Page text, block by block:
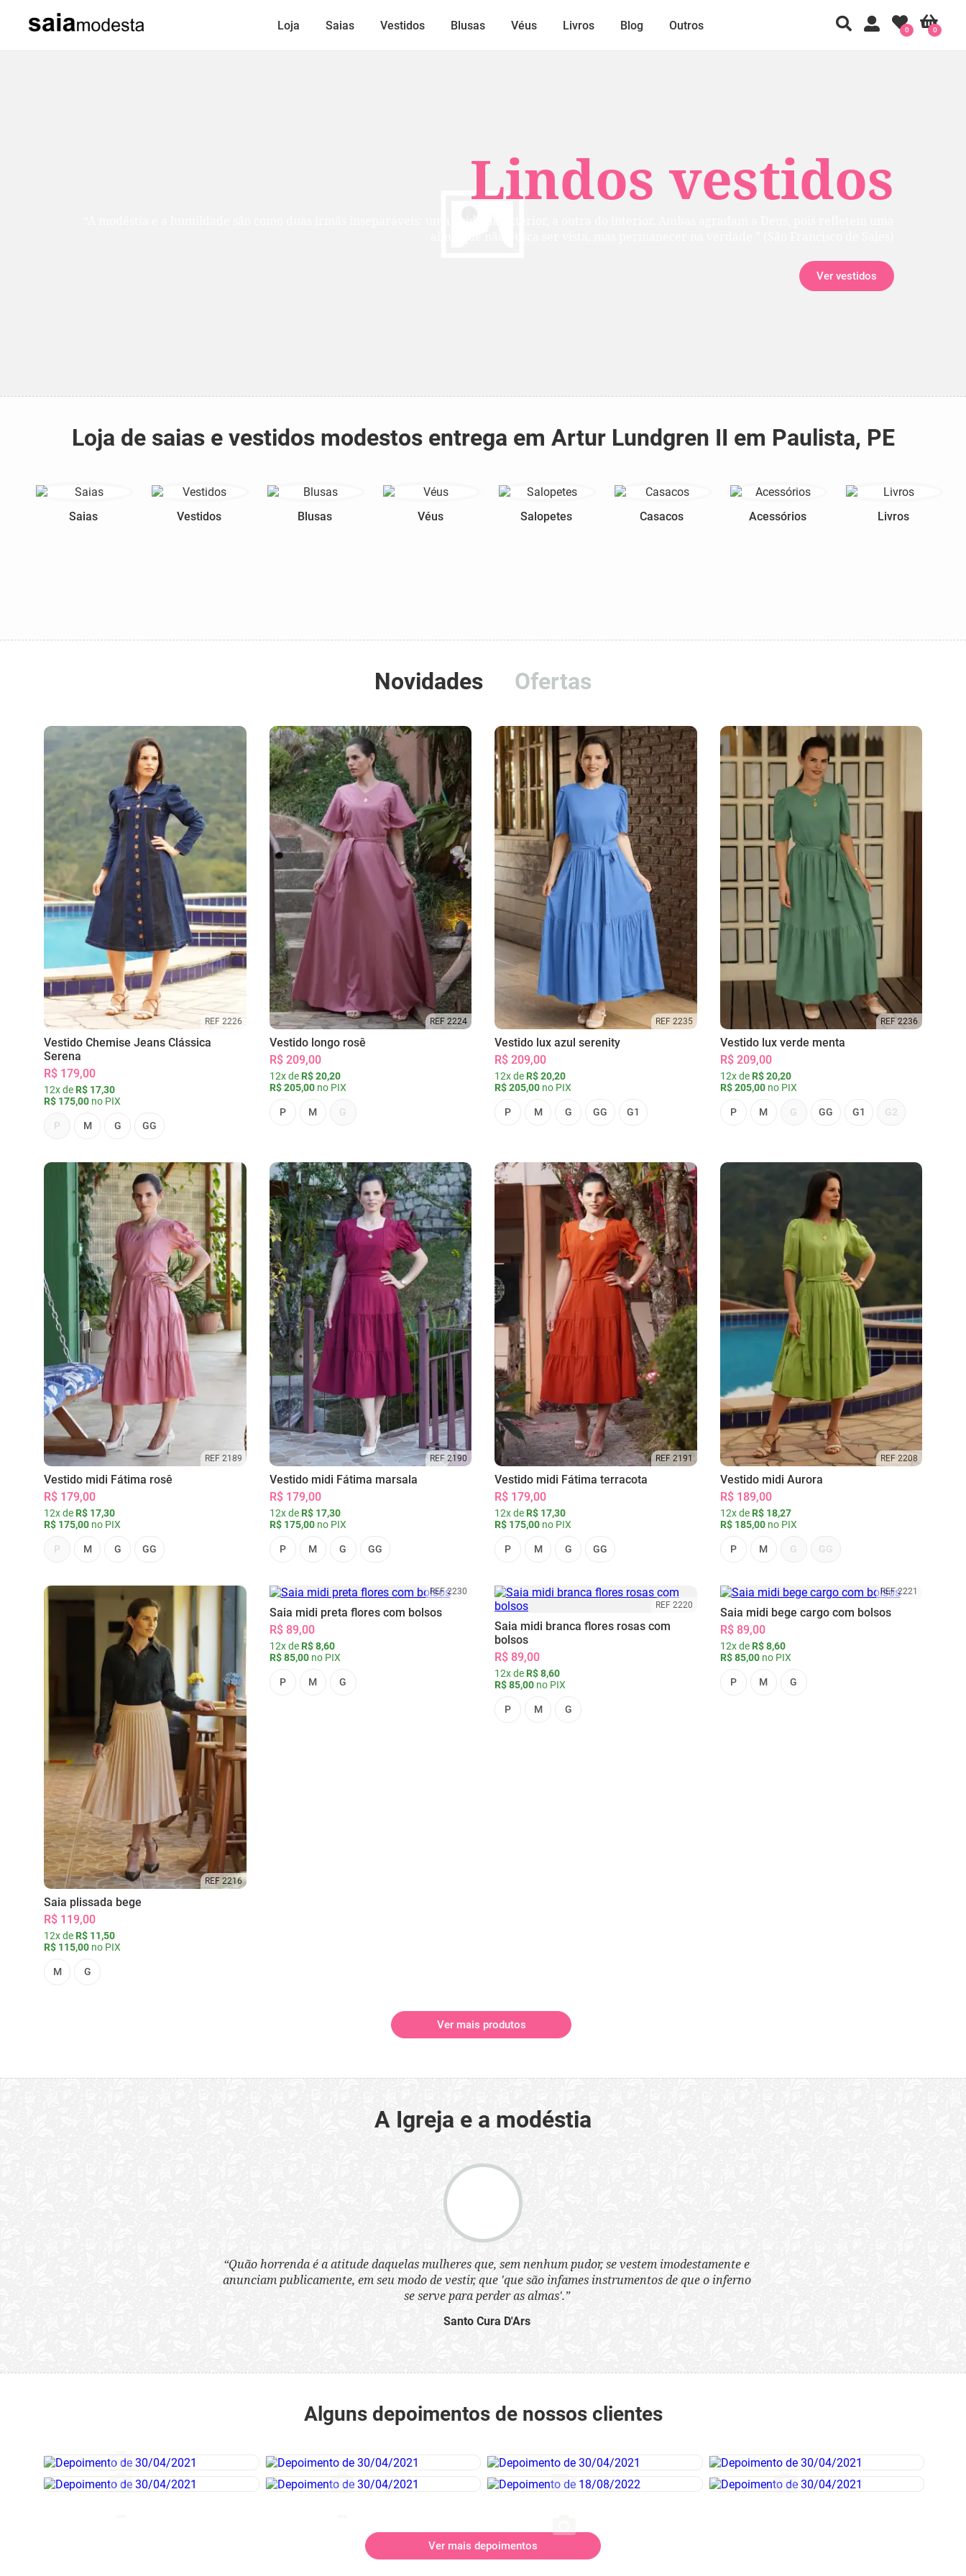
Lindos vestidos
Ver vestidos
Loja Saias Vestidos Blusas Véus Livros Blog Outros 0
0
Loja de saias e vestidos modestos entrega em Artur Lundgren II em Paulista, PE
Saias Vestidos Blusas Véus Salopetes Casacos Acessórios Livros
Novidades Ofertas
REF 2226
Vestido Chemise Jeans Clássica
Serena
R$ 179,00
12x de R$ 17,30
R$ 175,00 no PIX
P M G GG
REF 2224
Vestido longo rosê
R$ 209,00
12x de R$ 20,20
R$ 205,00no PIX
P M G
REF 2235
Vestido lux azul serenity
R$ 209,00
12x de R$ 20,20
R$ 205,00 no PIX
P M G GG G1
REF 2236
Vestido lux verde menta
R$ 209,00
12x de R$ 20,20
R$ 205,00no PIX
P M G GG G1 G2
REF 2189
Vestido midi Fátima rosê
R$ 179,00
12x de R$ 17,30
R$ 175,00 no PIX
P M G GG
REF 2190
Vestido midi Fátima marsala
R$ 179,00
12x de R$ 17,30
R$ 175,00no PIX
P M G GG
REF 2191
Vestido midi Fátima terracota
R$ 179,00
12x de R$ 17,30
R$ 175,00 no PIX
P M G GG
REF 2208
Vestido midi Aurora
R$ 189,00
12x de R$ 18,27
R$ 185,00no PIX
P M G GG
REF 2216
Saia plissada bege
R$ 119,00
12x de R$ 11,50
R$ 115,00 no PIX
M G
REF 2230
Saia midi preta flores com bolsos
R$ 89,00
12x de R$ 8,60
R$ 85,00no PIX
P M G
REF 2220
Saia midi branca flores rosas com
bolsos
R$ 89,00
12x de R$ 8,60
R$ 85,00 no PIX
P M G
REF 2221
Saia midi bege cargo com bolsos
R$ 89,00
12x de R$ 8,60
R$ 85,00no PIX
P M G
Ver mais produtos
A Igreja e a modéstia
“Quão horrenda é a atitude daquelas mulheres que, sem nenhum pudor, se vestem imodestamente e
anunciam publicamente, em seu modo de vestir, que 'que são infames instrumentos de que o inferno
se serve para perder as almas'.”
Santo Cura D'Ars
Alguns depoimentos de nossos clientes
Ver mais depoimentos